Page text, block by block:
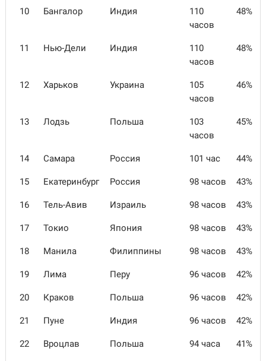
10 Бангалор Индия
110
часов
48%
11 Нью-Дели Индия
110
часов
48%
12 Харьков Украина
105
часов
46%
13 Лодзь Польша
103
часов
45%
14 Самара Россия 101 час 44%
15 Екатеринбург Россия 98 часов 43%
16 Тель-Авив Израиль 98 часов 43%
17 Токио Япония 98 часов 43%
18 Манила Филиппины 98 часов 43%
19 Лима Перу 96 часов 42%
20 Краков Польша 96 часов 42%
21 Пунe Индия 96 часов 42%
22 Вроцлав Польша 94 часа 41%